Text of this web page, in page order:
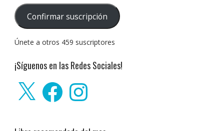
correo
electrónico:
Confirmar suscripción
Únete a otros 459 suscriptores
¡Síguenos en las Redes Sociales!
FacebookInstagram